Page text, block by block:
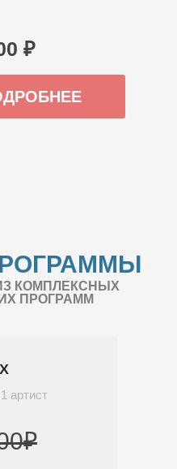
₽
КОМПЛЕКСНЫХ
ПРОГРАММ
артист